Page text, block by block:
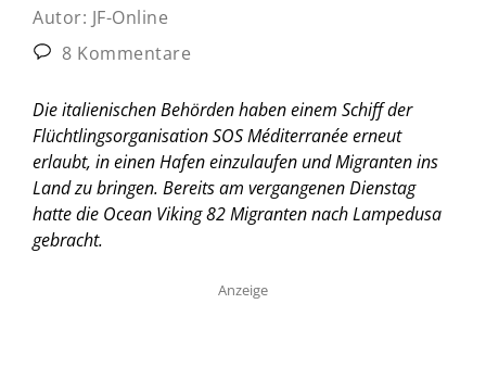
Autor: JF-Online
8 Kommentare
Die italienischen Behörden haben einem Schiff der
Flüchtlingsorganisation SOS Méditerranée erneut
erlaubt, in einen Hafen einzulaufen und Migranten ins
Land zu bringen. Bereits am vergangenen Dienstag
hatte die Ocean Viking 82 Migranten nach Lampedusa
gebracht.
Anzeige